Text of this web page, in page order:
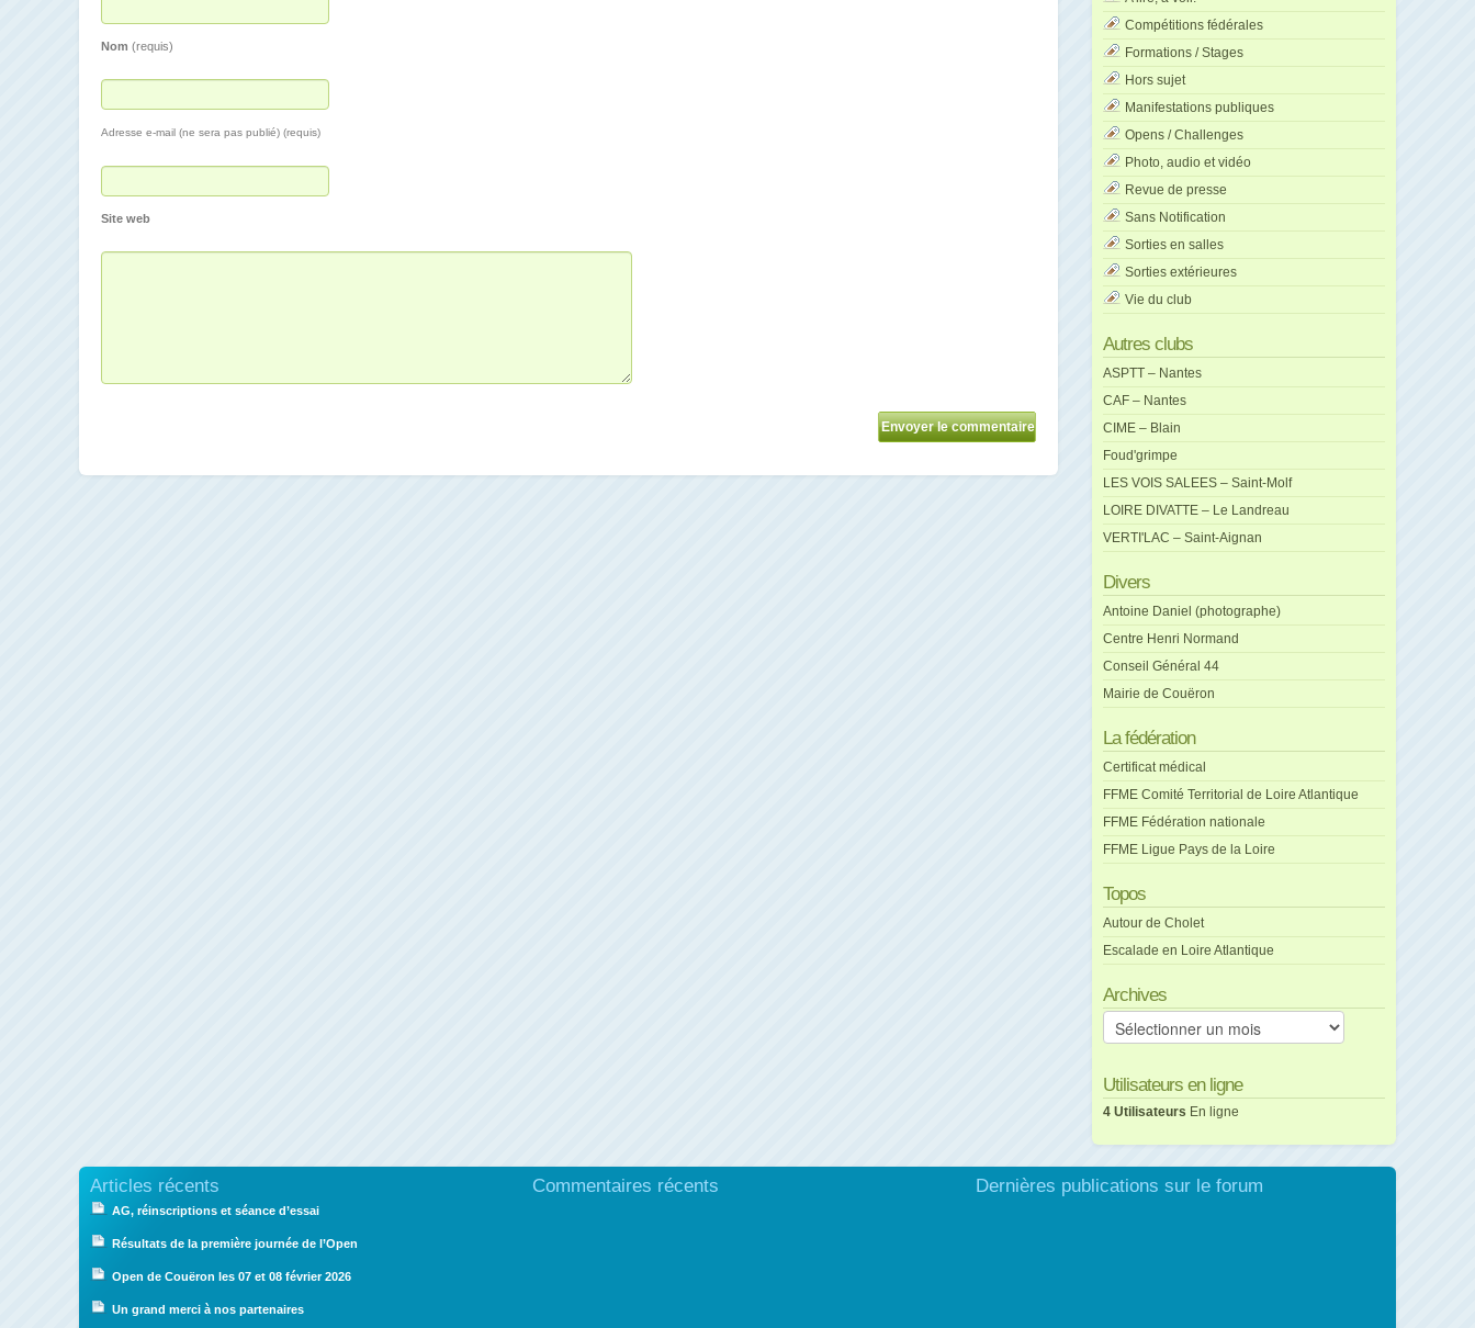
Nom (requis)
Adresse e-mail (ne sera pas publié) (requis)
Site web
Compétitions fédérales
Formations / Stages
Hors sujet
Manifestations publiques
Opens / Challenges
Photo, audio et vidéo
Revue de presse
Sans Notification
Sorties en salles
Sorties extérieures
Vie du club
Autres clubs
ASPTT – Nantes
CAF – Nantes
CIME – Blain
Foud'grimpe
LES VOIS SALEES – Saint-Molf
LOIRE DIVATTE – Le Landreau
VERTI'LAC – Saint-Aignan
Divers
Antoine Daniel (photographe)
Centre Henri Normand
Conseil Général 44
Mairie de Couëron
La fédération
Certificat médical
FFME Comité Territorial de Loire Atlantique
FFME Fédération nationale
FFME Ligue Pays de la Loire
Topos
Autour de Cholet
Escalade en Loire Atlantique
Archives
Archives
Utilisateurs en ligne
4 Utilisateurs En ligne
Articles récents
AG, réinscriptions et séance d’essai
Résultats de la première journée de l’Open
Open de Couëron les 07 et 08 février 2026
Un grand merci à nos partenaires
Commentaires récents Dernières publications sur le forum